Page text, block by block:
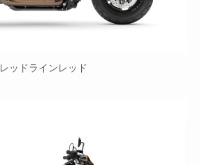
レッドラインレッド